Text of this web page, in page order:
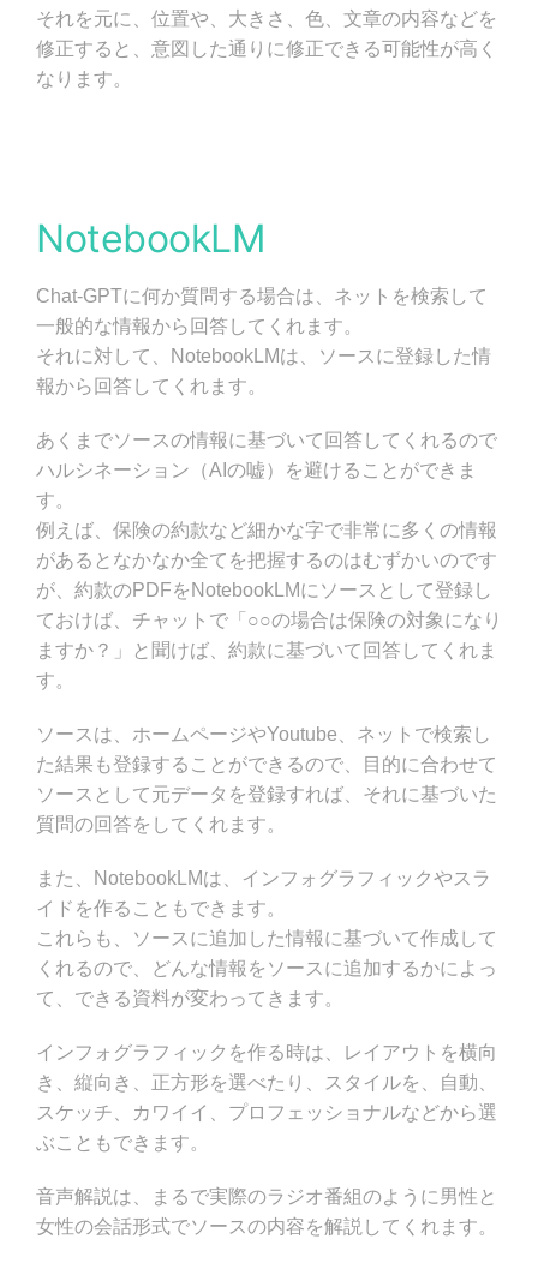
それを元に、位置や、大きさ、色、文章の内容などを
修正すると、意図した通りに修正できる可能性が高く
なります。
NotebookLM
Chat-GPTに何か質問する場合は、ネットを検索して
一般的な情報から回答してくれます。
それに対して、NotebookLMは、ソースに登録した情
報から回答してくれます。
あくまでソースの情報に基づいて回答してくれるので
ハルシネーション（AIの嘘）を避けることができま
す。
例えば、保険の約款など細かな字で非常に多くの情報
があるとなかなか全てを把握するのはむずかいのです
が、約款のPDFをNotebookLMにソースとして登録し
ておけば、チャットで「○○の場合は保険の対象になり
ますか？」と聞けば、約款に基づいて回答してくれま
す。
ソースは、ホームページやYoutube、ネットで検索し
た結果も登録することができるので、目的に合わせて
ソースとして元データを登録すれば、それに基づいた
質問の回答をしてくれます。
また、NotebookLMは、インフォグラフィックやスラ
イドを作ることもできます。
これらも、ソースに追加した情報に基づいて作成して
くれるので、どんな情報をソースに追加するかによっ
て、できる資料が変わってきます。
インフォグラフィックを作る時は、レイアウトを横向
き、縦向き、正方形を選べたり、スタイルを、自動、
スケッチ、カワイイ、プロフェッショナルなどから選
ぶこともできます。
音声解説は、まるで実際のラジオ番組のように男性と
女性の会話形式でソースの内容を解説してくれます。